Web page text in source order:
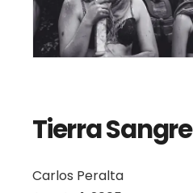
Tierra Sangre
Carlos Peralta